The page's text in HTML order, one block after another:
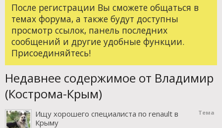
После регистрации Вы сможете общаться в
темах форума, а также будут доступны
просмотр ссылок, панель последних
сообщений и другие удобные функции.
Присоединяйтесь!
Недавнее содержимое от Владимир
(Кострома-Крым)
Тема
Ищу хорошего специалиста по renault в
Крыму